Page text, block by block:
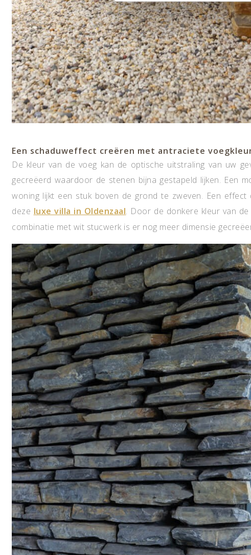
Een schaduweffect creëren met antraciete
De kleur van de voeg kan de optische uitstraling van uw
gecreëerd waardoor de stenen bijna gestapeld lijken. Een
woning lijkt een stuk boven de grond te zweven. Een
deze luxe villa in Oldenzaal. Door de donkere kleur van
combinatie met wit stucwerk is er nog meer dimensie